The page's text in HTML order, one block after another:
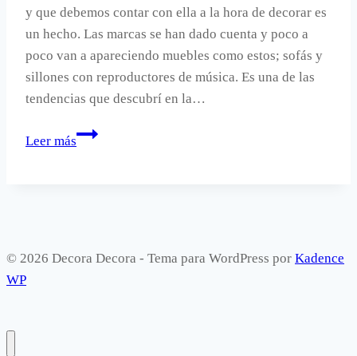
y que debemos contar con ella a la hora de decorar es
un hecho. Las marcas se han dado cuenta y poco a
poco van a apareciendo muebles como estos; sofás y
sillones con reproductores de música. Es una de las
tendencias que descubrí en la…
Leer más
Tecnología
de
© 2026 Decora Decora - Tema para WordPress por Kadence
WP